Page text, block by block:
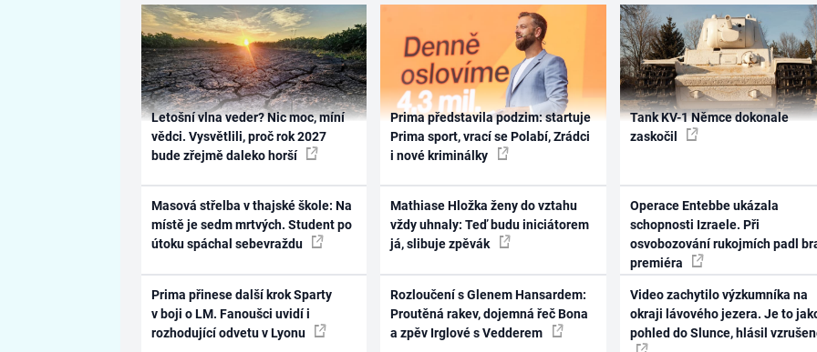
Letošní vlna veder? Nic moc, míní
vědci. Vysvětlili, proč rok 2027
bude zřejmě daleko horší
Masová střelba v thajské škole: Na
místě je sedm mrtvých. Student po
útoku spáchal sebevraždu
Prima přinese další krok Sparty
v boji o LM. Fanoušci uvidí i
rozhodující odvetu v Lyonu
Prima představila podzim: startuje
Prima sport, vrací se Polabí, Zrádci
i nové kriminálky
Mathiase Hložka ženy do vztahu
vždy uhnaly: Teď budu iniciátorem
já, slibuje zpěvák
Rozloučení s Glenem Hansardem:
Proutěná rakev, dojemná řeč Bona
a zpěv Irglové s Vedderem
Tank KV-1 Němce dokonale
zaskočil
Operace Entebbe ukázala
schopnosti Izraele. Při
osvobozování rukojmích padl
premiéra
Video zachytilo výzkumníka na
okraji lávového jezera. Je to
pohled do Slunce, hlásil